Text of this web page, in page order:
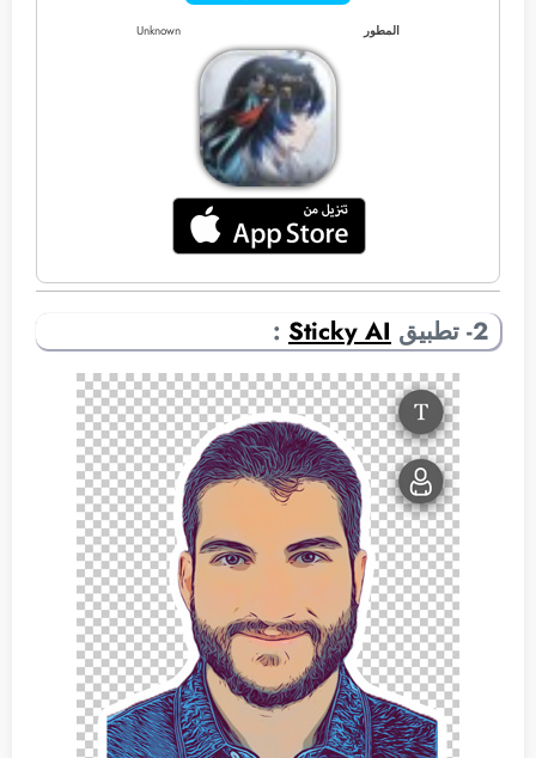
المطور Unknown
2- تطبيق Sticky AI
: